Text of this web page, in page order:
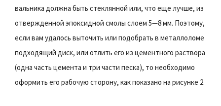
вальника должна быть стеклянной или, что еще лучше, из
отвержденной эпоксидной смолы слоем 5—8 мм. Поэтому,
если вам удалось выточить или подобрать в металлоломе
подходящий диск, или отлить его из цементного раствора
(одна часть цемента и три части песка), то необходимо
оформить его рабочую сторону, как показано на рисунке 2.